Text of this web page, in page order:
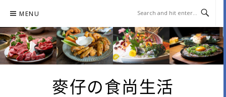
content
MENU
麥仔の食尚生活